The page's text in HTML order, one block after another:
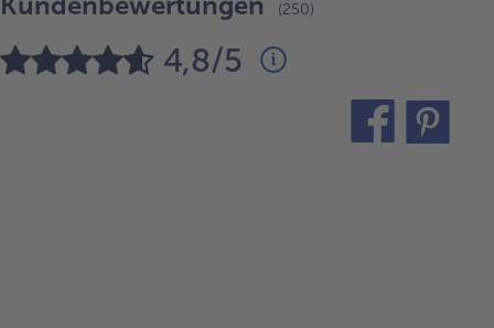
(250)
4,8/5
teilen